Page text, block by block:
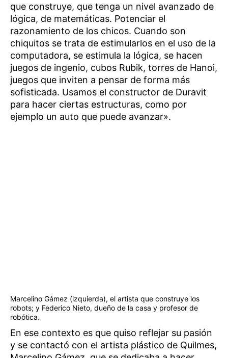
que construye, que tenga un nivel avanzado de
lógica, de matemáticas. Potenciar el
razonamiento de los chicos. Cuando son
chiquitos se trata de estimularlos en el uso de la
computadora, se estimula la lógica, se hacen
juegos de ingenio, cubos Rubik, torres de Hanoi,
juegos que inviten a pensar de forma más
sofisticada. Usamos el constructor de Duravit
para hacer ciertas estructuras, como por
ejemplo un auto que puede avanzar».
Marcelino Gámez (izquierda), el artista que construye los
robots; y Federico Nieto, dueño de la casa y profesor de
robótica.
En ese contexto es que quiso reflejar su pasión
y se contactó con el artista plástico de Quilmes,